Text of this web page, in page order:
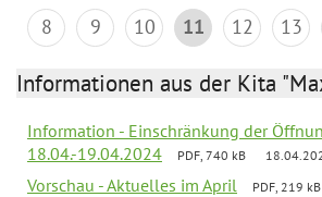
8
9 10 11 12 13
Informationen aus der Kita
Information - Einschränkung der
18.04.-19.04.2024
PDF, 740 kB
Vorschau - Aktuelles im April PDF, 219 kB